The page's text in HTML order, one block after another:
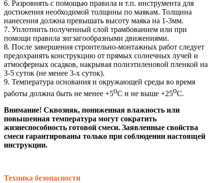
6. Разровнять с помощью правила и т.п. инструмента для
достижения необходимой толщины по маякам. Толщина
нанесения должна превышать высоту маяка на 1-3мм.
7. Уплотнить полученный слой трамбованием или при
помощи правила зигзагообразными движениями.
8. После завершения строительно-монтажных работ следует
предохранять конструкцию от прямых солнечных лучей и
атмосферных осадков, накрывая полиэтиленовой пленкой на
3-5 суток (не менее 3-х суток).
9. Температура основания и окружающей среды во время
работы должна быть не менее +5оС и не выше +25оС.
Внимание! Сквозняк, пониженная влажность или
повышенная температура могут сократить
жизнеспособность готовой смеси. Заявленные свойства
смеси гарантированы только при соблюдении настоящей
инструкции.
Техника безопасности